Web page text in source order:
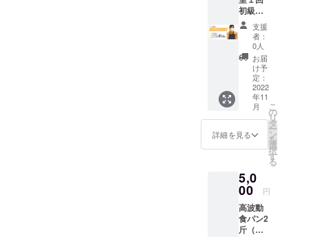
7月31日
まで ※
当日準
備する
物：エ
プロ
ン、タ
オル、
持ち帰
り用袋
当日持
ち物：
エプロ
ン、タ
オル、
持ち帰
り用袋
※実施場
所、住
所：愛
知県豊
橋市川
崎町389
※実施場
の交通
費は支
の負担
になり
ます ※
初級
コース
チケッ
ト（2時
間） ※
日程は
後日、
メール
で相談
くださ
い。 ※
チケッ
ト有効
11月1
日〜
2023年
7月31日
まで ※
当日持
支援
者：
0人
お届
け予
定：
2022
年11
月
詳細を見る
こ
の
リ
タ
ー
ン
を
選
択
す
る
5,0
00 円
高波動
食パン2
斤（送